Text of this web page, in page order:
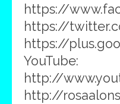
https://
https://
https://
YouTube:
http://
http://